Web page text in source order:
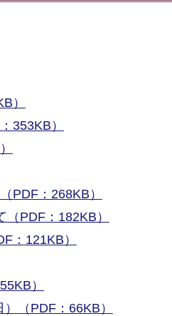
）
353KB）
PDF：268KB）
PDF：182KB）
：121KB）
）
（PDF：66KB）